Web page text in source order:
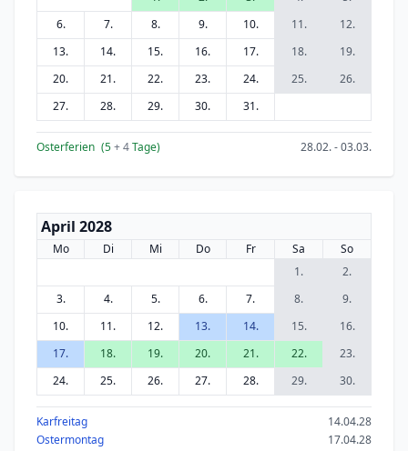
6.
7. 8. 9. 10. 11.
12.
13.
14. 15. 16. 17. 18.
19.
20.
21. 22. 23. 24. 25.
26.
27.
28. 29. 30. 31.
Osterferien (5+ 4Tage) 28.02. - 03.03.
April 2028
Mo Di Mi Do Fr Sa
So
1.
2.
3.
4. 5. 6. 7. 8.
9.
10.
11. 12. 13. 14. 15.
16.
17.
18. 19. 20. 21. 22.
23.
24.
25. 26. 27. 28. 29. 30.
Karfreitag
14.04.28
Ostermontag
17.04.28